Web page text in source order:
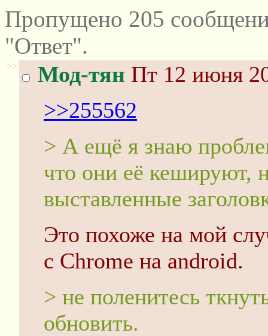
Пропущено 205
"Ответ".
>> Мод-тян Пт 12 июня
>>255562
> А ещё я знаю
что они её кешируют,
выставленные
Это похоже на мой
с Chrome на android.
> не поленитесь
обновить.